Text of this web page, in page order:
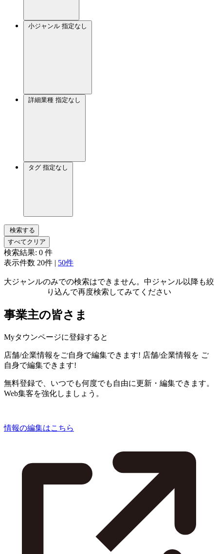
小ジャンル 指定なし
詳細業種 指定なし
タグ 指定なし
検索する
すべてクリア
検索結果: 0 件
表示件数 20件 | 50件
大ジャンルのみでの検索はできません。中ジャンル以降も絞
り込んで再度検索してみてください
事業主の皆さま
Myタウンページに登録すると
店舗/企業情報をご自身で編集できます! 店舗/企業情報を ご
自身で編集できます!
無料登録で、いつでも何度でも自由に更新・編集できます。
Web集客を強化しましょう。
情報の編集はこちら